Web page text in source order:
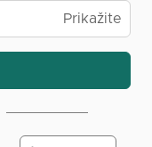
Prikažite